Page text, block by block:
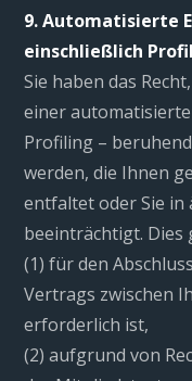
9. Automatisierte
einschließlich
Sie haben das
einer
Profiling –
werden, die Ihnen
entfaltet oder Sie in
beeinträchtigt. Dies
(1) für den
Vertrags zwischen
erforderlich ist,
(2) aufgrund von